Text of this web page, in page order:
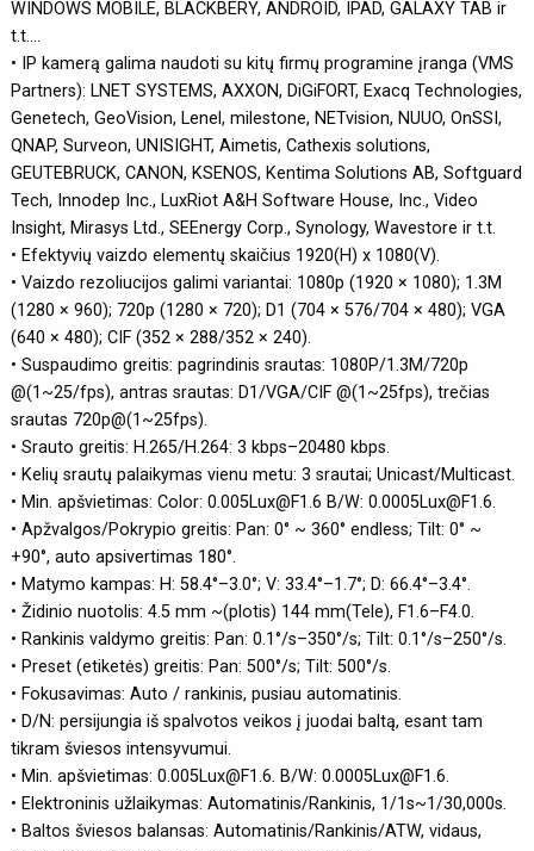
WINDOWS MOBILE, BLACKBERY, ANDROID, IPAD, GALAXY TAB ir
t.t....
• IP kamerą galima naudoti su kitų firmų programine įranga (VMS
Partners): LNET SYSTEMS, AXXON, DiGiFORT, Exacq Technologies,
Genetech, GeoVision, Lenel, milestone, NETvision, NUUO, OnSSI,
QNAP, Surveon, UNISIGHT, Aimetis, Cathexis solutions,
GEUTEBRUCK, CANON, KSENOS, Kentima Solutions AB, Softguard
Tech, Innodep Inc., LuxRiot A&H Software House, Inc., Video
Insight, Mirasys Ltd., SEEnergy Corp., Synology, Wavestore ir t.t.
• Efektyvių vaizdo elementų skaičius 1920(H) x 1080(V).
• Vaizdo rezoliucijos galimi variantai: 1080p (1920 × 1080); 1.3M
(1280 × 960); 720p (1280 × 720); D1 (704 × 576/704 × 480); VGA
(640 × 480); CIF (352 × 288/352 × 240).
• Suspaudimo greitis: pagrindinis srautas: 1080P/1.3M/720p
@(1~25/fps), antras srautas: D1/VGA/CIF @(1~25fps), trečias
srautas 720p@(1~25fps).
• Srauto greitis: H.265/H.264: 3 kbps–20480 kbps.
• Kelių srautų palaikymas vienu metu: 3 srautai; Unicast/Multicast.
• Min. apšvietimas: Color: 0.005Lux@F1.6 B/W: 0.0005Lux@F1.6.
• Apžvalgos/Pokrypio greitis: Pan: 0° ~ 360° endless; Tilt: 0° ~
+90°, auto apsivertimas 180°.
• Matymo kampas: H: 58.4°–3.0°; V: 33.4°–1.7°; D: 66.4°–3.4°.
• Židinio nuotolis: 4.5 mm ~(plotis) 144 mm(Tele), F1.6–F4.0.
• Rankinis valdymo greitis: Pan: 0.1°/s–350°/s; Tilt: 0.1°/s–250°/s.
• Preset (etiketės) greitis: Pan: 500°/s; Tilt: 500°/s.
• Fokusavimas: Auto / rankinis, pusiau automatinis.
• D/N: persijungia iš spalvotos veikos į juodai baltą, esant tam
tikram šviesos intensyvumui.
• Min. apšvietimas: 0.005Lux@F1.6. B/W: 0.0005Lux@F1.6.
• Elektroninis užlaikymas: Automatinis/Rankinis, 1/1s~1/30,000s.
• Baltos šviesos balansas: Automatinis/Rankinis/ATW, vidaus,